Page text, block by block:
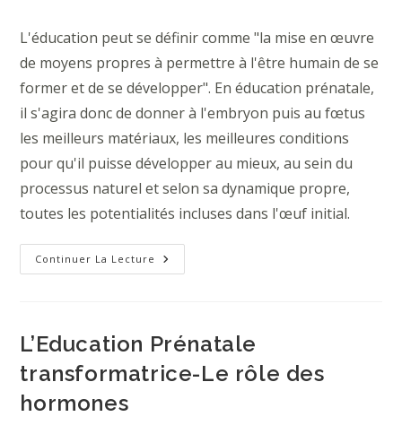
L'éducation peut se définir comme "la mise en œuvre
de moyens propres à permettre à l'être humain de se
former et de se développer". En éducation prénatale,
il s'agira donc de donner à l'embryon puis au fœtus
les meilleurs matériaux, les meilleures conditions
pour qu'il puisse développer au mieux, au sein du
processus naturel et selon sa dynamique propre,
toutes les potentialités incluses dans l'œuf initial.
Continuer La Lecture L’éducation
Prénatale
L’Education Prénatale
transformatrice-Le rôle des
hormones